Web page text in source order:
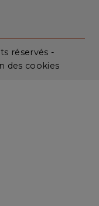
réservés -
des cookies